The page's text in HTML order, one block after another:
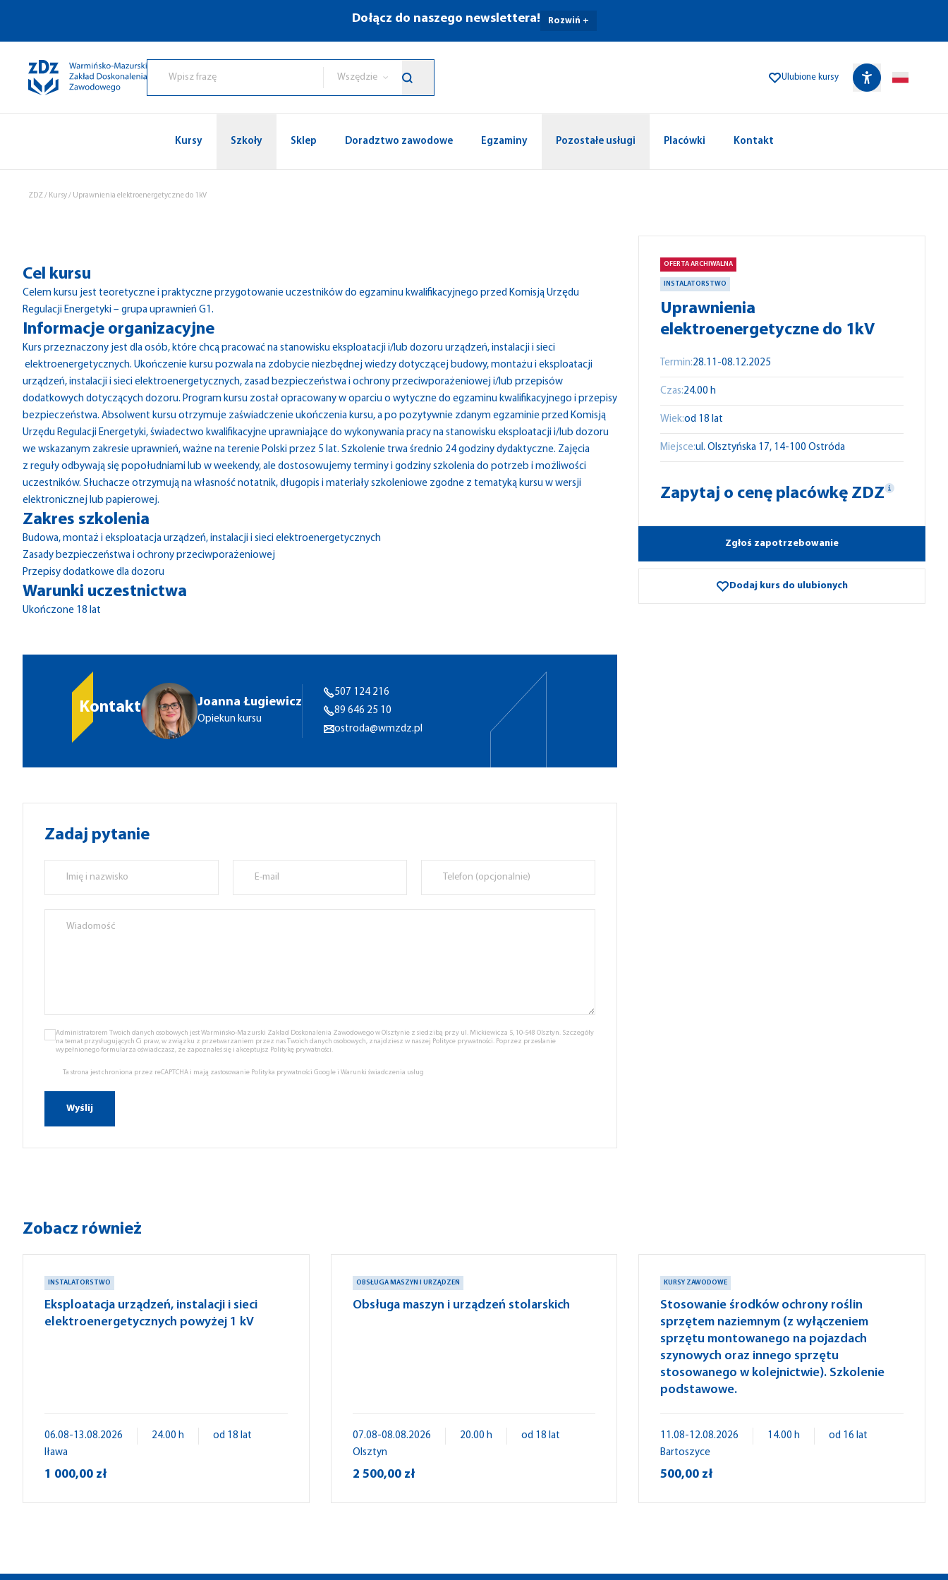
Dołącz do naszego newslettera! Rozwiń +
Wszędzie Ulubione kursy
Kursy Szkoły Sklep Doradztwo zawodowe Egzaminy Pozostałe usługi Placówki Kontakt
ZDZ/ Kursy/ Uprawnienia elektroenergetyczne do 1kV
Cel kursu
Celem kursu jest teoretyczne i praktyczne przygotowanie uczestników do egzaminu kwalifikacyjnego przed Komisją Urzędu
Regulacji Energetyki – grupa uprawnień G1.
Informacje organizacyjne
Kurs przeznaczony jest dla osób, które chcą pracować na stanowisku eksploatacji i/lub dozoru urządzeń, instalacji i sieci
elektroenergetycznych. Ukończenie kursu pozwala na zdobycie niezbędnej wiedzy dotyczącej budowy, montażu i eksploatacji
urządzeń, instalacji i sieci elektroenergetycznych, zasad bezpieczeństwa i ochrony przeciwporażeniowej i/lub przepisów
dodatkowych dotyczących dozoru. Program kursu został opracowany w oparciu o wytyczne do egzaminu kwalifikacyjnego i przepisy
bezpieczeństwa. Absolwent kursu otrzymuje zaświadczenie ukończenia kursu, a po pozytywnie zdanym egzaminie przed Komisją
Urzędu Regulacji Energetyki, świadectwo kwalifikacyjne uprawniające do wykonywania pracy na stanowisku eksploatacji i/lub dozoru
we wskazanym zakresie uprawnień, ważne na terenie Polski przez 5 lat. Szkolenie trwa średnio 24 godziny dydaktyczne. Zajęcia
z reguły odbywają się popołudniami lub w weekendy, ale dostosowujemy terminy i godziny szkolenia do potrzeb i możliwości
uczestników. Słuchacze otrzymują na własność notatnik, długopis i materiały szkoleniowe zgodne z tematyką kursu w wersji
elektronicznej lub papierowej.
Zakres szkolenia
Budowa, montaż i eksploatacja urządzeń, instalacji i sieci elektroenergetycznych
Zasady bezpieczeństwa i ochrony przeciwporażeniowej
Przepisy dodatkowe dla dozoru
Warunki uczestnictwa
Ukończone 18 lat
Kontakt Joanna Ługiewicz
Opiekun kursu
507 124 216
89 646 25 10
ostroda@wmzdz.pl
Zadaj pytanie
Administratorem Twoich danych osobowych jest Warmińsko-Mazurski Zakład Doskonalenia Zawodowego w Olsztynie z siedzibą przy ul. Mickiewicza 5, 10-548 Olsztyn. Szczegóły
na temat przysługujących Ci praw, w związku z przetwarzaniem przez nas Twoich danych osobowych, znajdziesz w naszej Polityce prywatności. Poprzez przesłanie
wypełnionego formularza oświadczasz, że zapoznałeś się i akceptujsz Politykę prywatności.
Ta strona jest chroniona przez reCAPTCHA i mają zastosowanie Polityka prywatności Google i Warunki świadczenia usług
OFERTA ARCHIWALNA
INSTALATORSTWO
Uprawnienia
elektroenergetyczne do 1kV
Termin:28.11-08.12.2025
Czas:24.00 h
Wiek:od 18 lat
Miejsce:ul.Olsztyńska 17, 14-100 Ostróda
Zapytaj o cenę placówkę ZDZ
Zgłoś zapotrzebowanie
Dodaj kurs do ulubionych
Zobacz również
INSTALATORSTWO
Eksploatacja urządzeń, instalacji i sieci
elektroenergetycznych powyżej 1 kV
06.08-13.08.2026 24.00 h
od 18 lat
Iława
1 000,00 zł
OBSŁUGA MASZYN I URZĄDZEŃ
Obsługa maszyn i urządzeń stolarskich
07.08-08.08.2026 20.00 h
od 18 lat
Olsztyn
2 500,00 zł
KURSY ZAWODOWE
Stosowanie środków ochrony roślin
sprzętem naziemnym (z wyłączeniem
sprzętu montowanego na pojazdach
szynowych oraz innego sprzętu
stosowanego w kolejnictwie). Szkolenie
podstawowe.
11.08-12.08.2026 14.00 h
od 16 lat
Bartoszyce
500,00 zł